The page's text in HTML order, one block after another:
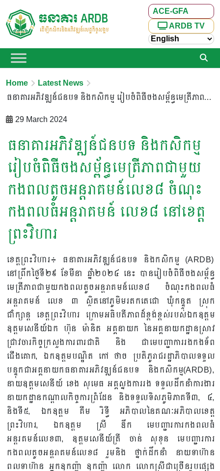
ACE-GFA
ARDB TV
Home
Latest News
ធនាគារអភិវឌ្ឍន៍ជនបទ និងកសិកម្ម រៀបចំពិធីចងសម្ព័ន្ធមេត្រីភាពជាមួយ កងពលតូចអន្តរាគមន៍លេខ៨ ចំណុះកងពលធំអន្តរាគមន៍ លេខ៨ នៅខេត្តព្រះវិហារ
29 March 2024
ធនាគារអភិវឌ្ឍន៍ជនបទ និងកសិកម្ម
រៀបចំពិធីចងសម្ព័ន្ធមេត្រីភាពជាមួយ
កងពលតូចអន្តរាគមន៍លេខ៨ ចំណុះ
កងពលធំអន្តរាគមន៍ លេខ៨ នៅខេត្ត
ព្រះវិហារ
ខេត្តព្រះវិហារ៖ ធនាគារអភិវឌ្ឍន៍ជនបទ និងកសិកម្ម (ARDB)
នៅព្រឹកថ្ងៃទី២៩ ខែមីនា ឆ្នាំ២០២៤ នេះ បានរៀបចំពិធីចងសម្ព័ន្ធ
មេត្រីភាពជាមួយកងពលតូចអន្តរាគមន៍លេខ៨ ចំណុះកងពលធំ
អន្តរាគមន៍ លេខ ៣ ស្ថិតនៅភូមិមរតកតេជោ ឃុំកន្ទួត ស្រុក
ជាំក្សាន្ត​ ខេត្តព្រះវិហារ ក្រោមអធិបតីភាពដ៏ខ្ពង់ខ្ពស់របស់ឯកឧត្តម
ឧត្តមសេនីយ៍ឯក ហ៊ុន ម៉ានិត អគ្គនាយក នៃអគ្គនាយកដ្ឋានស្រាវ
ជ្រាវចារកិច្ចក្រសួងការពារជាតិ និង ជាមេបញ្ជាការរងកងទ័ព
ជើងគោក, ឯកឧត្តមបណ្ឌិត កៅ ថាច ប្រតិភូរាជរដ្ឋាភិបាលទទួល
បន្ទុកជាអគ្គនាយកធនាគារអភិវឌ្ឍន៍ជនបទ និងកសិកម្ម(ARDB),
នាយឧត្តមសេនីយ៍ ខេង សុមេធ អគ្គស្នងការរង ទទួលដឹកនាំការងារ
នាយកដ្ឋានកណ្តាលកិច្ចការព្រំដែន និងទទួលទិសភូមិភាគទី៣,​ ៤,
និងទី៥, ឯកឧត្តម គីម រិទ្ធី អភិបាលនៃគណៈអភិបាលខេត្ត
ព្រះវិហារ, ឯកឧត្តម ស្រី ឌឹក មេបញ្ជារការកងពលធំ
អន្តរគមន៍លេខ៣, ឧត្តមសេនីយ៍ត្រី ចាន់ សុខុន មេបញ្ជារការ
កងពលតូចអន្តរាគមន៍លេខ៨ រួមនិង ថ្នាក់ដឹកនាំ នាយទាហ៊ាន
ពលទាហ៊ាន អ្នកឧកញ៉ា ឧកញ៉ា លោក លោកស្រីជាច្រើនរូបផ្សេង